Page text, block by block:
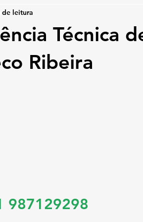
Técnica
Ribeira
de leitura
987129298